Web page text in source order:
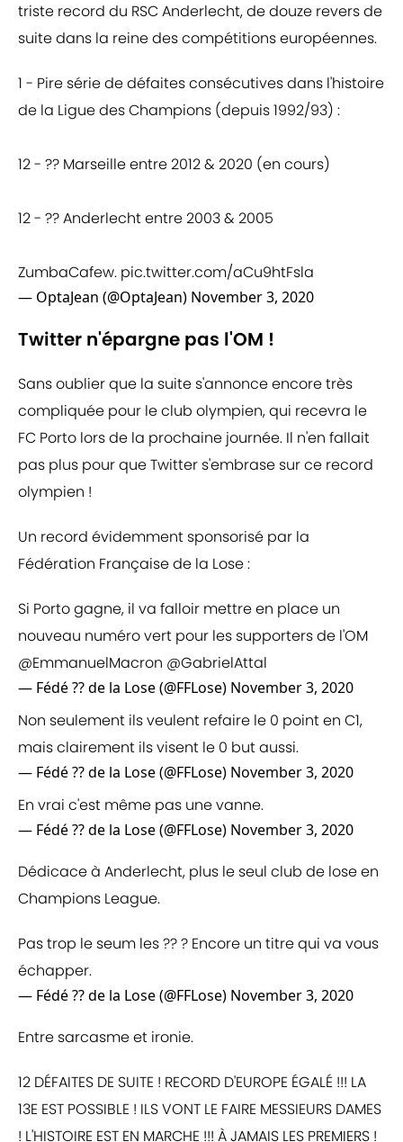
triste record du RSC Anderlecht, de douze revers de
suite dans la reine des compétitions européennes.
1 - Pire série de défaites consécutives dans l'histoire
de la Ligue des Champions (depuis 1992/93) :
12 - ?? Marseille entre 2012 & 2020 (en cours)
12 - ?? Anderlecht entre 2003 & 2005
ZumbaCafew. pic.twitter.com/aCu9htFsla
— OptaJean (@OptaJean) November 3, 2020
Twitter n'épargne pas l'OM !
Sans oublier que la suite s'annonce encore très
compliquée pour le club olympien, qui recevra le
FC Porto lors de la prochaine journée. Il n'en fallait
pas plus pour que Twitter s'embrase sur ce record
olympien !
Un record évidemment sponsorisé par la
Fédération Française de la Lose :
Si Porto gagne, il va falloir mettre en place un
nouveau numéro vert pour les supporters de l'OM
@EmmanuelMacron @GabrielAttal
— Fédé ?? de la Lose (@FFLose) November 3, 2020
Non seulement ils veulent refaire le 0 point en C1,
mais clairement ils visent le 0 but aussi.
— Fédé ?? de la Lose (@FFLose) November 3, 2020
En vrai c'est même pas une vanne.
— Fédé ?? de la Lose (@FFLose) November 3, 2020
Dédicace à Anderlecht, plus le seul club de lose en
Champions League.
Pas trop le seum les ?? ? Encore un titre qui va vous
échapper.
— Fédé ?? de la Lose (@FFLose) November 3, 2020
Entre sarcasme et ironie.
12 DÉFAITES DE SUITE ! RECORD D'EUROPE ÉGALÉ !!! LA
13E EST POSSIBLE ! ILS VONT LE FAIRE MESSIEURS DAMES
! L'HISTOIRE EST EN MARCHE !!! À JAMAIS LES PREMIERS !